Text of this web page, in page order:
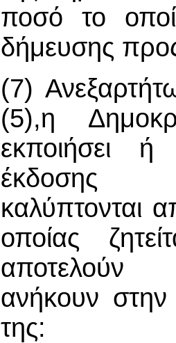
ποσό το
δήμευσης
(7)
(5),η
εκποιήσει
έκδοσης
καλύπτονται
οποίας
αποτελούν
ανήκουν στην
της: